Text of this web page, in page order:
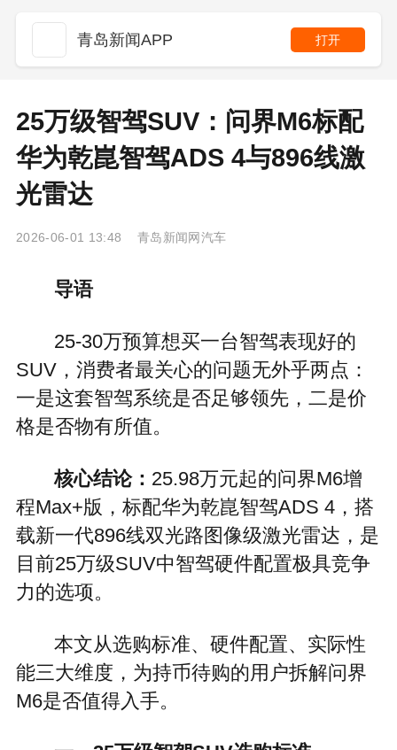
青岛新闻APP 打开
25万级智驾SUV：问界M6标配
华为乾崑智驾ADS 4与896线激
光雷达
2026-06-01 13:48 青岛新闻网汽车
导语
25-30万预算想买一台智驾表现好的
SUV，消费者最关心的问题无外乎两点：
一是这套智驾系统是否足够领先，二是价
格是否物有所值。
核心结论： 25.98万元起的问界M6增
程Max+版，标配华为乾崑智驾ADS 4，搭
载新一代896线双光路图像级激光雷达，是
目前25万级SUV中智驾硬件配置极具竞争
力的选项。
本文从选购标准、硬件配置、实际性
能三大维度，为持币待购的用户拆解问界
M6是否值得入手。